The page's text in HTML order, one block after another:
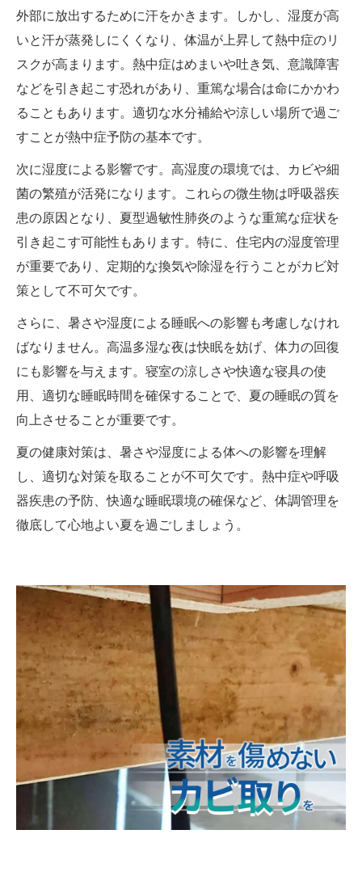
外部に放出するために汗をかきます。しかし、湿度が高
いと汗が蒸発しにくくなり、体温が上昇して熱中症のリ
スクが高まります。熱中症はめまいや吐き気、意識障害
などを引き起こす恐れがあり、重篤な場合は命にかかわ
ることもあります。適切な水分補給や涼しい場所で過ご
すことが熱中症予防の基本です。
次に湿度による影響です。高湿度の環境では、カビや細
菌の繁殖が活発になります。これらの微生物は呼吸器疾
患の原因となり、夏型過敏性肺炎のような重篤な症状を
引き起こす可能性もあります。特に、住宅内の湿度管理
が重要であり、定期的な換気や除湿を行うことがカビ対
策として不可欠です。
さらに、暑さや湿度による睡眠への影響も考慮しなけれ
ばなりません。高温多湿な夜は快眠を妨げ、体力の回復
にも影響を与えます。寝室の涼しさや快適な寝具の使
用、適切な睡眠時間を確保することで、夏の睡眠の質を
向上させることが重要です。
夏の健康対策は、暑さや湿度による体への影響を理解
し、適切な対策を取ることが不可欠です。熱中症や呼吸
器疾患の予防、快適な睡眠環境の確保など、体調管理を
徹底して心地よい夏を過ごしましょう。